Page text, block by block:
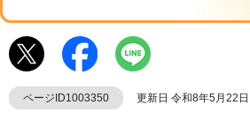
ページID1003350 更新日 令和8年5月22日